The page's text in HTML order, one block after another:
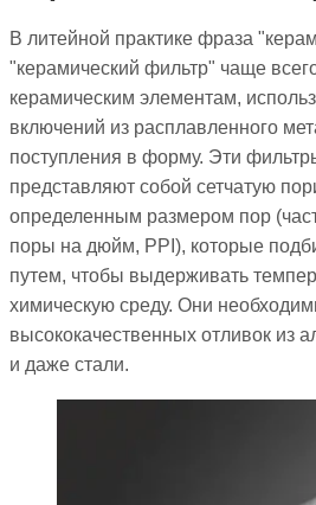
В литейной практике фраза
"керамический фильтр" чаще
керамическим элементам,
включений из расплавленного
поступления в форму. Эти
представляют собой сетчатую
определенным размером пор
поры на дюйм, PPI), которые
путем, чтобы выдерживать
химическую среду. Они
высококачественных отливок из
и даже стали.